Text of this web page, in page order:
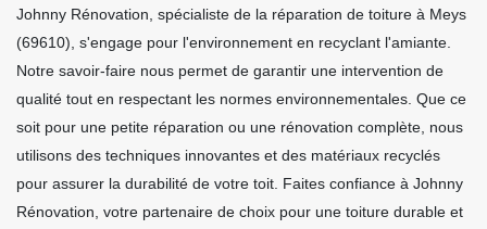
Johnny Rénovation, spécialiste de la réparation de toiture à Meys
(69610), s'engage pour l'environnement en recyclant l'amiante.
Notre savoir-faire nous permet de garantir une intervention de
qualité tout en respectant les normes environnementales. Que ce
soit pour une petite réparation ou une rénovation complète, nous
utilisons des techniques innovantes et des matériaux recyclés
pour assurer la durabilité de votre toit. Faites confiance à Johnny
Rénovation, votre partenaire de choix pour une toiture durable et